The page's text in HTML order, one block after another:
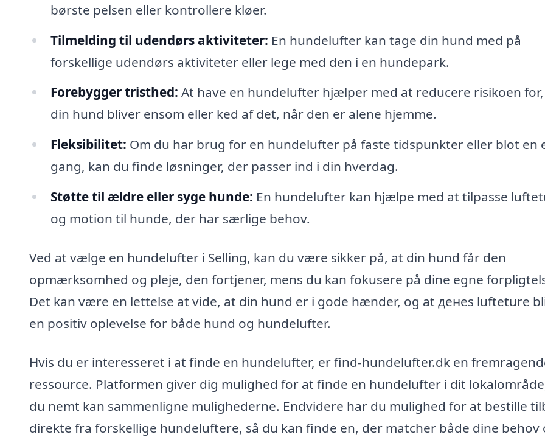
børste pelsen eller kontrollere kløer.
Tilmelding til udendørs aktiviteter: En hundelufter kan tage din hund med på
forskellige udendørs aktiviteter eller lege med den i en hundepark.
Forebygger tristhed: At have en hundelufter hjælper med at reducere risikoen
din hund bliver ensom eller ked af det, når den er alene hjemme.
Fleksibilitet: Om du har brug for en hundelufter på faste tidspunkter eller blot en
gang, kan du finde løsninger, der passer ind i din hverdag.
Støtte til ældre eller syge hunde: En hundelufter kan hjælpe med at tilpasse
og motion til hunde, der har særlige behov.
Ved at vælge en hundelufter i Selling, kan du være sikker på, at din hund får den
opmærksomhed og pleje, den fortjener, mens du kan fokusere på dine egne
Det kan være en lettelse at vide, at din hund er i gode hænder, og at денes lufteture
en positiv oplevelse for både hund og hundelufter.
Hvis du er interesseret i at finde en hundelufter, er find-hundelufter.dk en
ressource. Platformen giver dig mulighed for at finde en hundelufter i dit
du nemt kan sammenligne mulighederne. Endvidere har du mulighed for at bestille
direkte fra forskellige hundeluftere, så du kan finde en, der matcher både dine behov